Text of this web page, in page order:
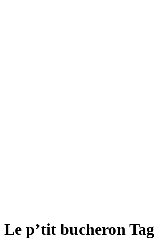
Le p’tit bucheron Tag